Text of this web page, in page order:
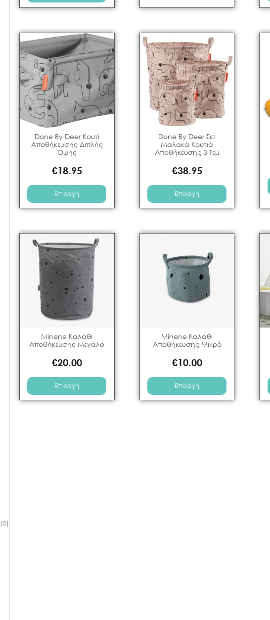
(0)
Done By Deer Κουτί
Αποθήκευσης Διπλής
Όψης
€18.95
Επιλογή
Done By Deer Σετ
Μαλακά Κουτιά
Αποθήκευσης 3 Τεμ
€38.95
Επιλογή
Minene Καλάθι
Αποθήκευσης Μεγάλο
€20.00
Επιλογή
Minene Καλάθι
Αποθήκευσης Μικρό
€10.00
Επιλογή